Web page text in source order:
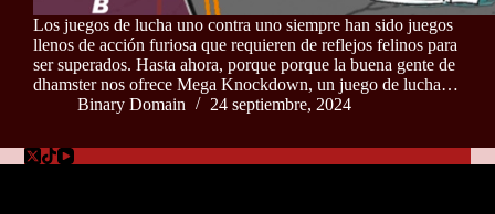
Los juegos de lucha uno contra uno siempre han sido juegos
llenos de acción furiosa que requieren de reflejos felinos para
ser superados. Hasta ahora, porque porque la buena gente de
dhamster nos ofrece Mega Knockdown, un juego de lucha…
Binary Domain
24 septiembre, 2024